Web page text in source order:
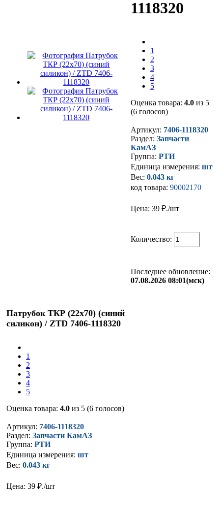
1118320
1
2
3
4
5
Оценка товара: 4.0 из 5
(6 голосов)
Артикул: 7406-1118320
Раздел: Запчасти
КамАЗ
Группа: РТИ
Единица измерения: шт
Вес: 0.043 кг
код товара: 90002170
Цена: 39 ₽./шт
Количество:
Последнее обновление:
07.08.2026 08:01(мск)
Патрубок ТКР (22х70) (синий
силикон) / ZTD 7406-1118320
1
2
3
4
5
Оценка товара: 4.0 из 5 (6 голосов)
Артикул: 7406-1118320
Раздел: Запчасти КамАЗ
Группа: РТИ
Единица измерения: шт
Вес: 0.043 кг
Цена: 39 ₽./шт